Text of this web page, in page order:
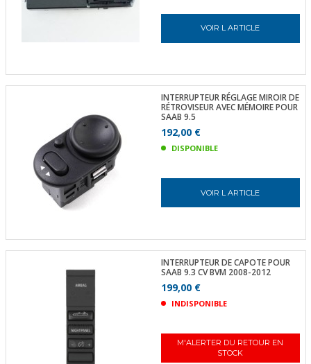
VOIR L ARTICLE
INTERRUPTEUR RÉGLAGE MIROIR DE
RÉTROVISEUR AVEC MÉMOIRE POUR
SAAB 9.5
192,00 €
DISPONIBLE
VOIR L ARTICLE
INTERRUPTEUR DE CAPOTE POUR
SAAB 9.3 CV BVM 2008-2012
199,00 €
INDISPONIBLE
M'ALERTER DU RETOUR EN
STOCK